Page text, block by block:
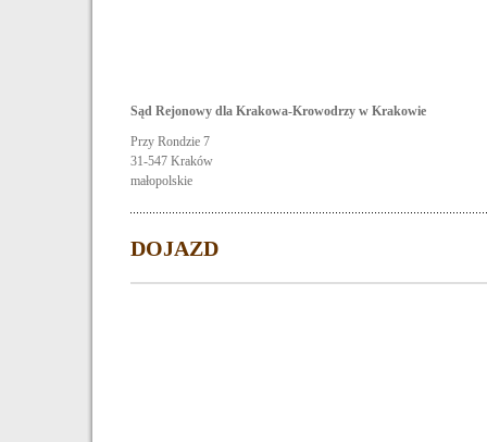
Sąd Rejonowy dla Krakowa-Krowodrzy w Krakowie
Przy Rondzie 7
31-547 Kraków
małopolskie
DOJAZD